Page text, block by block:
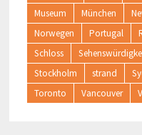
Museum
München
Norwegen
Portugal
Schloss
Stockholm
strand
Toronto
Vancouver